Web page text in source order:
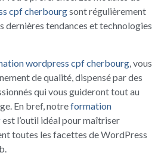
cpf cherbourgsont régulièrement
dernières tendances et technologies
wordpress cpf cherbourg , vous
de qualité, dispensé par des
qui vous guideront tout au
En bref, notreformation
est l’outil idéal pour maîtriser
toutes les facettes de WordPress